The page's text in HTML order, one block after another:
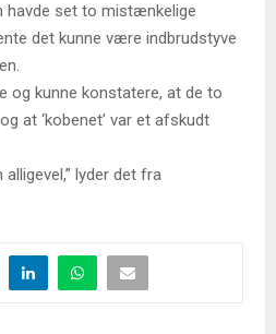
set to mistænkelige
det kunne være indbrudstyve
og kunne konstatere, at de to
at ‘kobenet’ var et afskudt
lyder det fra